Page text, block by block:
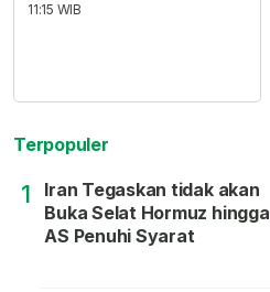
11:15 WIB
Terpopuler
1
Iran Tegaskan tidak akan
Buka Selat Hormuz hingga
AS Penuhi Syarat